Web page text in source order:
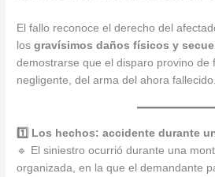
El fallo reconoce el derecho del
losgravísimos daños físicos y
demostrarse que el disparo provino de
negligente, del arma del ahora fallecido.
1️⃣ Los hechos: accidente durante
🔹 El siniestro ocurrió durante una
organizada, en la que el demandante